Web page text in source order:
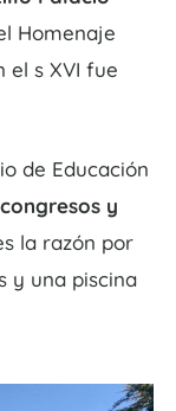
Homenaje
el s XVI fue
de Educación
y
la razón por
y una piscina